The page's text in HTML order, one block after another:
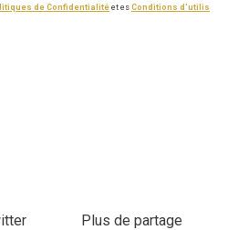
de Confidentialité et es Conditions d'utilis
Plus de partage